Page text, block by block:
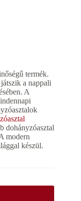
termék.
a nappali
A
dohányzóasztal
modern
készül.